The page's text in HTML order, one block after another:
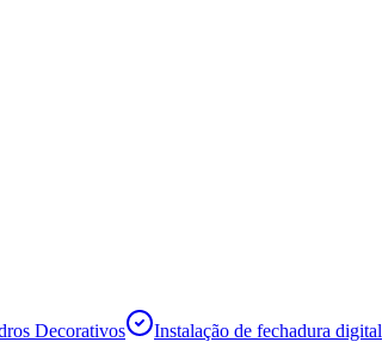
Decorativos Instalação de fechadura digital